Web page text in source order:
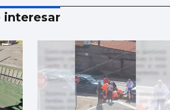
interesar